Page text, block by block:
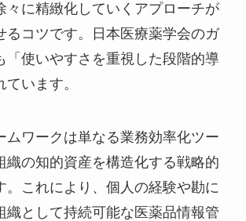
々に精緻化していくアプローチが
るコツです。日本医療薬学会のガ
「使いやすさを重視した段階的導
います。
ムワークは単なる業務効率化ツー
織の知的資産を構造化する戦略的
。これにより、個人の経験や勘に
織として持続可能な医薬品情報管